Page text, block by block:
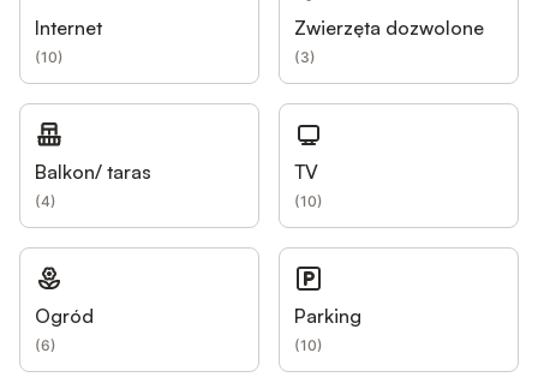
Internet
(10)
Zwierzęta dozwolone
(3)
Balkon/ taras
(4)
TV
(10)
Ogród
(6)
Parking
(10)